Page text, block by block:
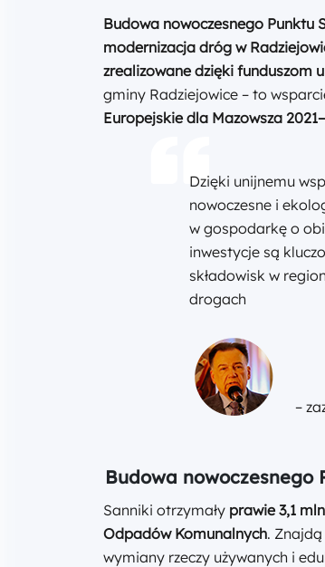
Budowa nowoczesnego Punktu
modernizacja dróg w
zrealizowane dzięki funduszom
gminy Radziejowice – to
Europejskie dla Mazowsza
Dzięki unijnemu
nowoczesne i
w gospodarkę o
inwestycje są
składowisk w
drogach
–
Budowa nowoczesnego
Sanniki otrzymały prawie 3,1
Odpadów Komunalnych.
wymiany rzeczy używanych i